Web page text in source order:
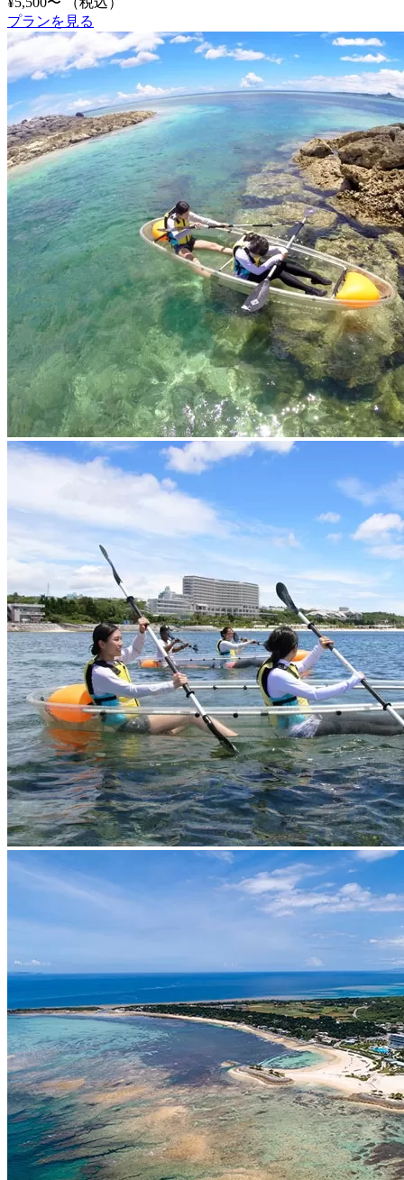
プランを見る